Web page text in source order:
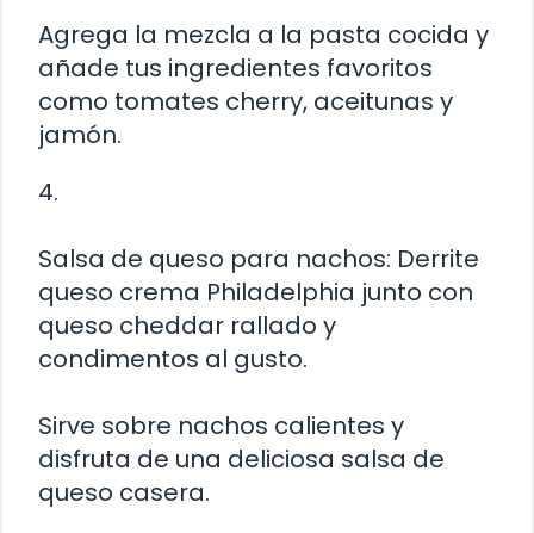
Agrega la mezcla a la pasta cocida y
añade tus ingredientes favoritos
como tomates cherry, aceitunas y
jamón.
4.
Salsa de queso para nachos: Derrite
queso crema Philadelphia junto con
queso cheddar rallado y
condimentos al gusto.
Sirve sobre nachos calientes y
disfruta de una deliciosa salsa de
queso casera.